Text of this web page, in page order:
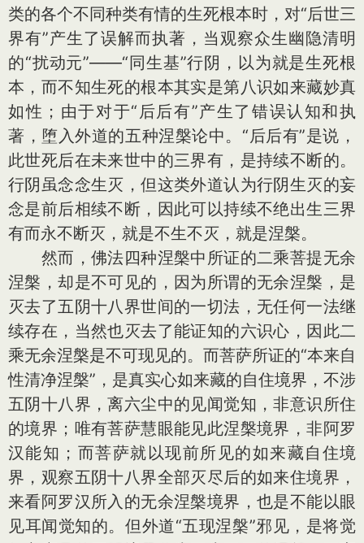
类的各个不同种类有情的生死根本时，对“后世三
界有”产生了误解而执著，当观察众生幽隐清明
的“扰动元”——“同生基”行阴，以为就是生死根
本，而不知生死的根本其实是第八识如来藏妙真
如性；由于对于“后后有”产生了错误认知和执
著，堕入外道的五种涅槃论中。“后后有”是说，
此世死后在未来世中的三界有，是持续不断的。
行阴虽念念生灭，但这类外道认为行阴生灭的妄
念是前后相续不断，因此可以持续不绝出生三界
有而永不断灭，就是不生不灭，就是涅槃。
然而，佛法四种涅槃中所证的二乘菩提无余
涅槃，却是不可见的，因为所谓的无余涅槃，是
灭去了五阴十八界世间的一切法，无任何一法继
续存在，当然也灭去了能证知的六识心，因此二
乘无余涅槃是不可现见的。而菩萨所证的“本来自
性清净涅槃”，是真实心如来藏的自住境界，不涉
五阴十八界，离六尘中的见闻觉知，非意识所住
的境界；唯有菩萨慧眼能见此涅槃境界，非阿罗
汉能知；而菩萨就以现前所见的如来藏自住境
界，观察五阴十八界全部灭尽后的如来住境界，
来看阿罗汉所入的无余涅槃境界，也是不能以眼
见耳闻觉知的。但外道“五现涅槃”邪见，是将觉